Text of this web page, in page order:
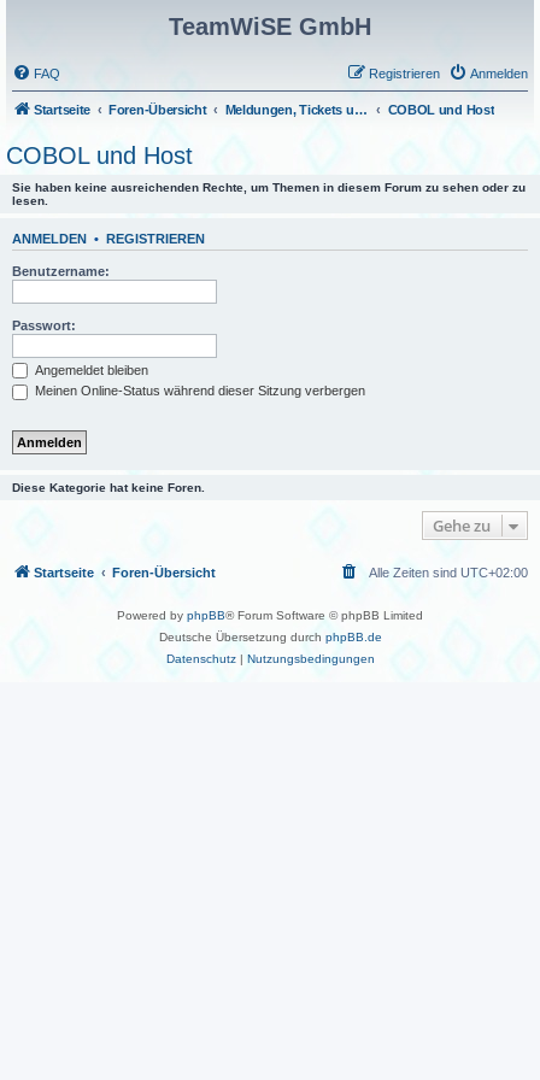
TeamWiSE GmbH
FAQ Anmelden
Registrieren
Startseite Foren-Übersicht Meldungen, Tickets und Fragen COBOL und Host
COBOL und Host
Sie haben keine ausreichenden Rechte, um Themen in diesem Forum zu sehen oder zu
lesen.
ANMELDEN • REGISTRIEREN
Benutzername:
Passwort:
Angemeldet bleiben
Meinen Online-Status während dieser Sitzung verbergen
Diese Kategorie hat keine Foren.
Gehe zu
Startseite Foren-Übersicht Alle Zeiten sind UTC+02:00
Powered by phpBB® Forum Software © phpBB Limited
Deutsche Übersetzung durch phpBB.de
Datenschutz| Nutzungsbedingungen